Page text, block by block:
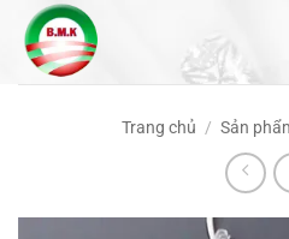
qua
nội
Trang chủ / Sản